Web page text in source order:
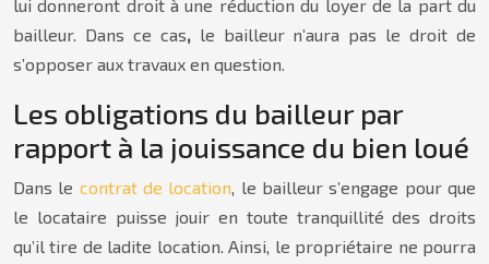
lui donneront droit à une réduction du loyer de la part du
bailleur. Dans ce cas, le bailleur n’aura pas le droit de
s’opposer aux travaux en question.
Les obligations du bailleur par
rapport à la jouissance du bien loué
Dans le contrat de location, le bailleur s’engage pour que
le locataire puisse jouir en toute tranquillité des droits
qu’il tire de ladite location. Ainsi, le propriétaire ne pourra